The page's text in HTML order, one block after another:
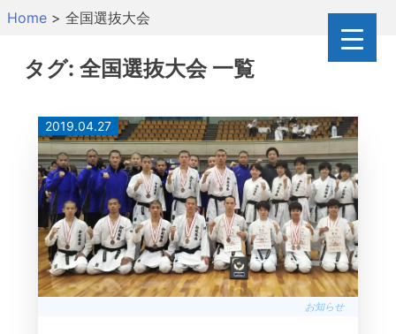
SkipHome > 全国選抜大会
タグ: 全国選抜大会一覧
2019.04.27
お知らせ